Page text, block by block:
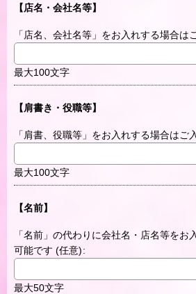
【店名・会社名等】
「店名、会社名等」をお入れする場合は
最大100文字
【肩書き・役職等】
「肩書、役職等」をお入れする場合はご
最大100文字
【名前】
「名前」の代わりに会社名・店名等をお
可能です (任意):
最大50文字